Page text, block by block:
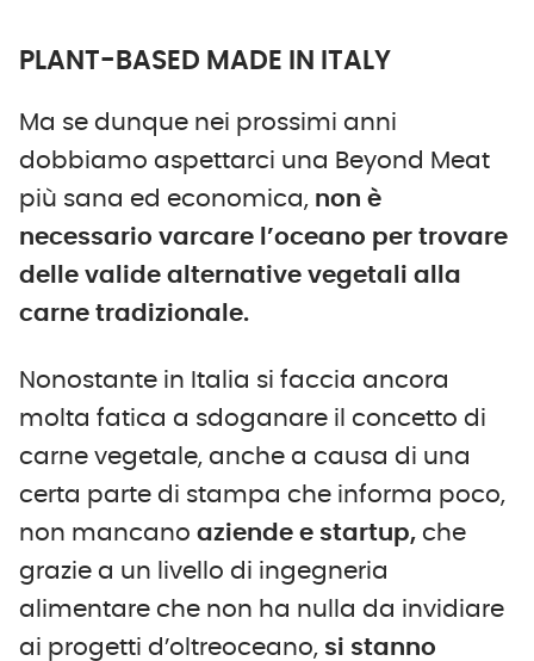
PLANT-BASED MADE IN ITALY
Ma se dunque nei prossimi anni
dobbiamo aspettarci una Beyond Meat
più sana ed economica, non è
necessario varcare l’oceano per trovare
delle valide alternative vegetali alla
carne tradizionale.
Nonostante in Italia si faccia ancora
molta fatica a sdoganare il concetto di
carne vegetale, anche a causa di una
certa parte di stampa che informa poco,
non mancano aziende e startup, che
grazie a un livello di ingegneria
alimentare che non ha nulla da invidiare
ai progetti d’oltreoceano, si stanno